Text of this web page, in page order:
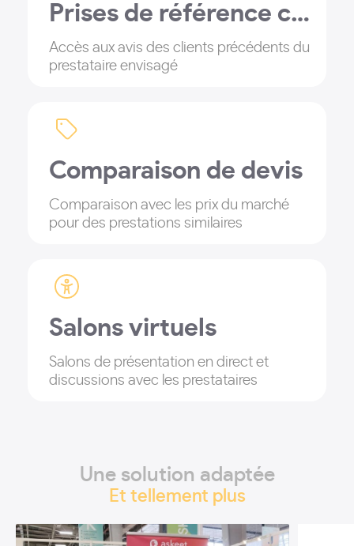
Prises de référence client
Accès aux avis des clients précédents du
prestataire envisagé
Comparaison de devis
Comparaison avec les prix du marché
pour des prestations similaires
Salons virtuels
Salons de présentation en direct et
discussions avec les prestataires
Une solution adaptée
Et tellement plus